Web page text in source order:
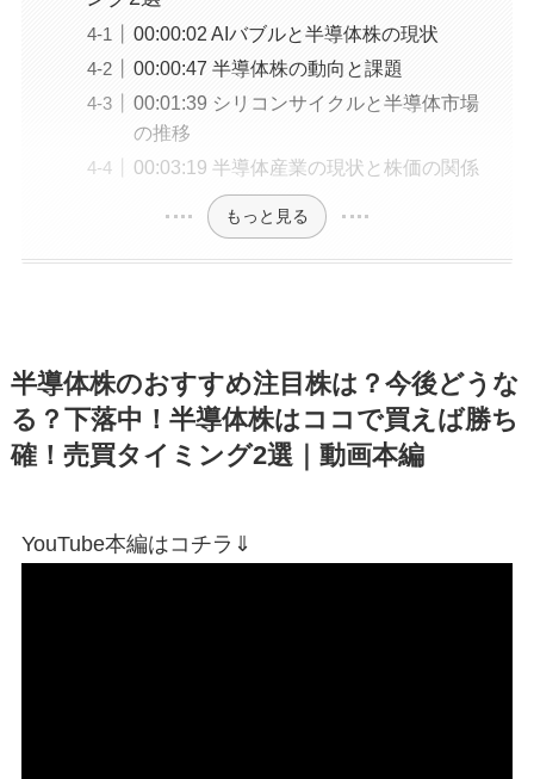
00:00:02 AIバブルと半導体株の現状
00:00:47 半導体株の動向と課題
00:01:39 シリコンサイクルと半導体市場
の推移
00:03:19 半導体産業の現状と株価の関係
もっと見る
半導体株のおすすめ注目株は？今後どうな
る？下落中！半導体株はココで買えば勝ち
確！売買タイミング2選｜動画本編
YouTube本編はコチラ⇓